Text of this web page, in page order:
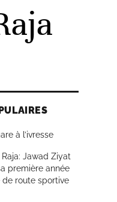
à l’ivresse
Jawad Ziyat
première année
route sportive